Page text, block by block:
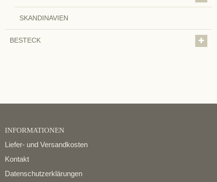
SKANDINAVIEN
BESTECK
INFORMATIONEN
Liefer- und Versandkosten
Kontakt
Datenschutzerklärungen